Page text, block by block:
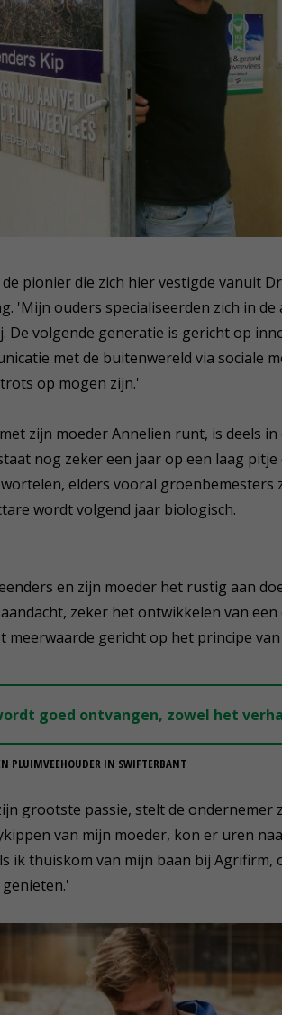
pionier die zich hier vestigde vanuit
'Mijn ouders specialiseerden zich in
De volgende generatie is gericht op
met de buitenwereld via sociale
op mogen zijn.'
zijn moeder Annelien runt, is deels
nog zeker een jaar op een laag
elders vooral groenbemesters
wordt volgend jaar biologisch.
en zijn moeder het rustig aan
zeker het ontwikkelen van
meerwaarde gericht op het principe
goed ontvangen, zowel het
PLUIMVEEHOUDER IN SWIFTERBANT
grootste passie, stelt de ondernemer
van mijn moeder, kon er uren
ik thuiskom van mijn baan bij Agrifirm,